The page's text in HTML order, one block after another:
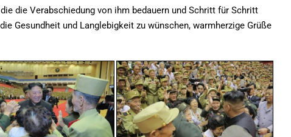
die Verabschiedung von ihm bedauern und Schritt für Schritt
Gesundheit und Langlebigkeit zu wünschen, warmherzige Grüße